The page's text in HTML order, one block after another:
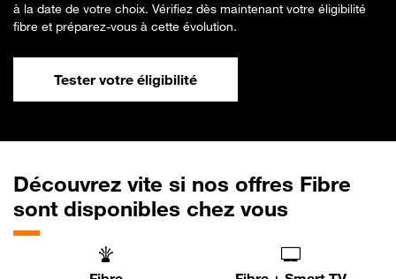
à la date de votre choix. Vérifiez dès maintenant votre éligibilité
fibre et préparez-vous à cette évolution.
Tester votre éligibilité
Découvrez vite si nos offres Fibre
sont disponibles chez vous